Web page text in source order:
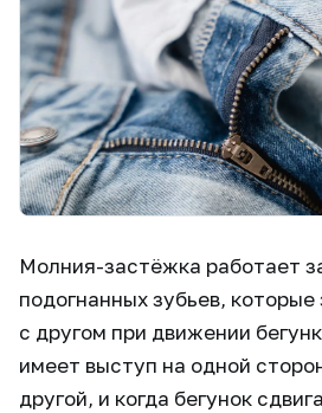
Молния-застёжка работает
подогнанных зубьев,
с другом при движении
имеет выступ на одной
другой, и когда бегунок